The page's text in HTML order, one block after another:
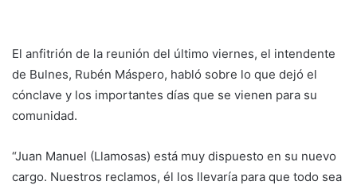
El anfitrión de la reunión del último viernes, el intendente
de Bulnes, Rubén Máspero, habló sobre lo que dejó el
cónclave y los importantes días que se vienen para su
comunidad.
“Juan Manuel (Llamosas) está muy dispuesto en su nuevo
cargo. Nuestros reclamos, él los llevaría para que todo sea